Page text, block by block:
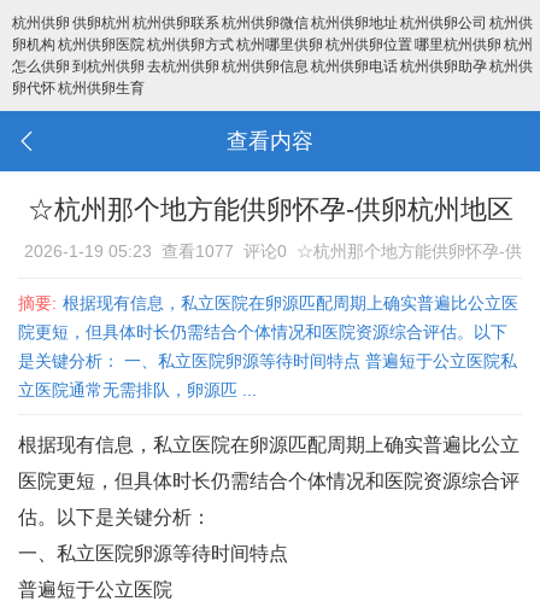
杭州供卵 供卵杭州 杭州供卵联系杭州供卵微信杭州供卵地址 杭州供卵公司 杭州供
卵机构 杭州供卵医院杭州供卵方式杭州哪里供卵 杭州供卵位置哪里杭州供卵 杭州
怎么供卵 到杭州供卵 去杭州供卵 杭州供卵信息 杭州供卵电话杭州供卵助孕杭州供
卵代怀杭州供卵生育
查看内容
☆杭州那个地方能供卵怀孕-供卵杭州地区
2026-1-19 05:23 查看1077 评论0
☆杭州那个地方能供卵怀孕-供
摘要: 根据现有信息，私立医院在卵源匹配周期上确实普遍比公立医
院更短，但具体时长仍需结合个体情况和医院资源综合评估。以下
是关键分析： 一、私立医院卵源等待时间特点 普遍短于公立医院‌私
立医院通常无需排队，卵源匹 ...
根据现有信息，私立医院在卵源匹配周期上确实普遍比公立
医院更短，但具体时长仍需结合个体情况和医院资源综合评
估。以下是关键分析：
一、私立医院卵源等待时间特点
普遍短于公立医院‌